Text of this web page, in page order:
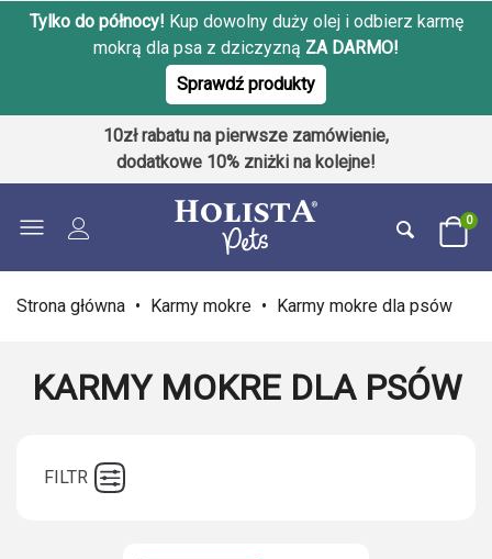
Tylko do północy! Kup dowolny duży olej i odbierz karmę
mokrą dla psa z dziczyzną ZA DARMO!
Sprawdź produkty
10zł rabatu na pierwsze zamówienie,
dodatkowe 10% zniżki na kolejne!
0
Strona główna • Karmy mokre • Karmy mokre dla psów
KARMY MOKRE DLA PSÓW
FILTR